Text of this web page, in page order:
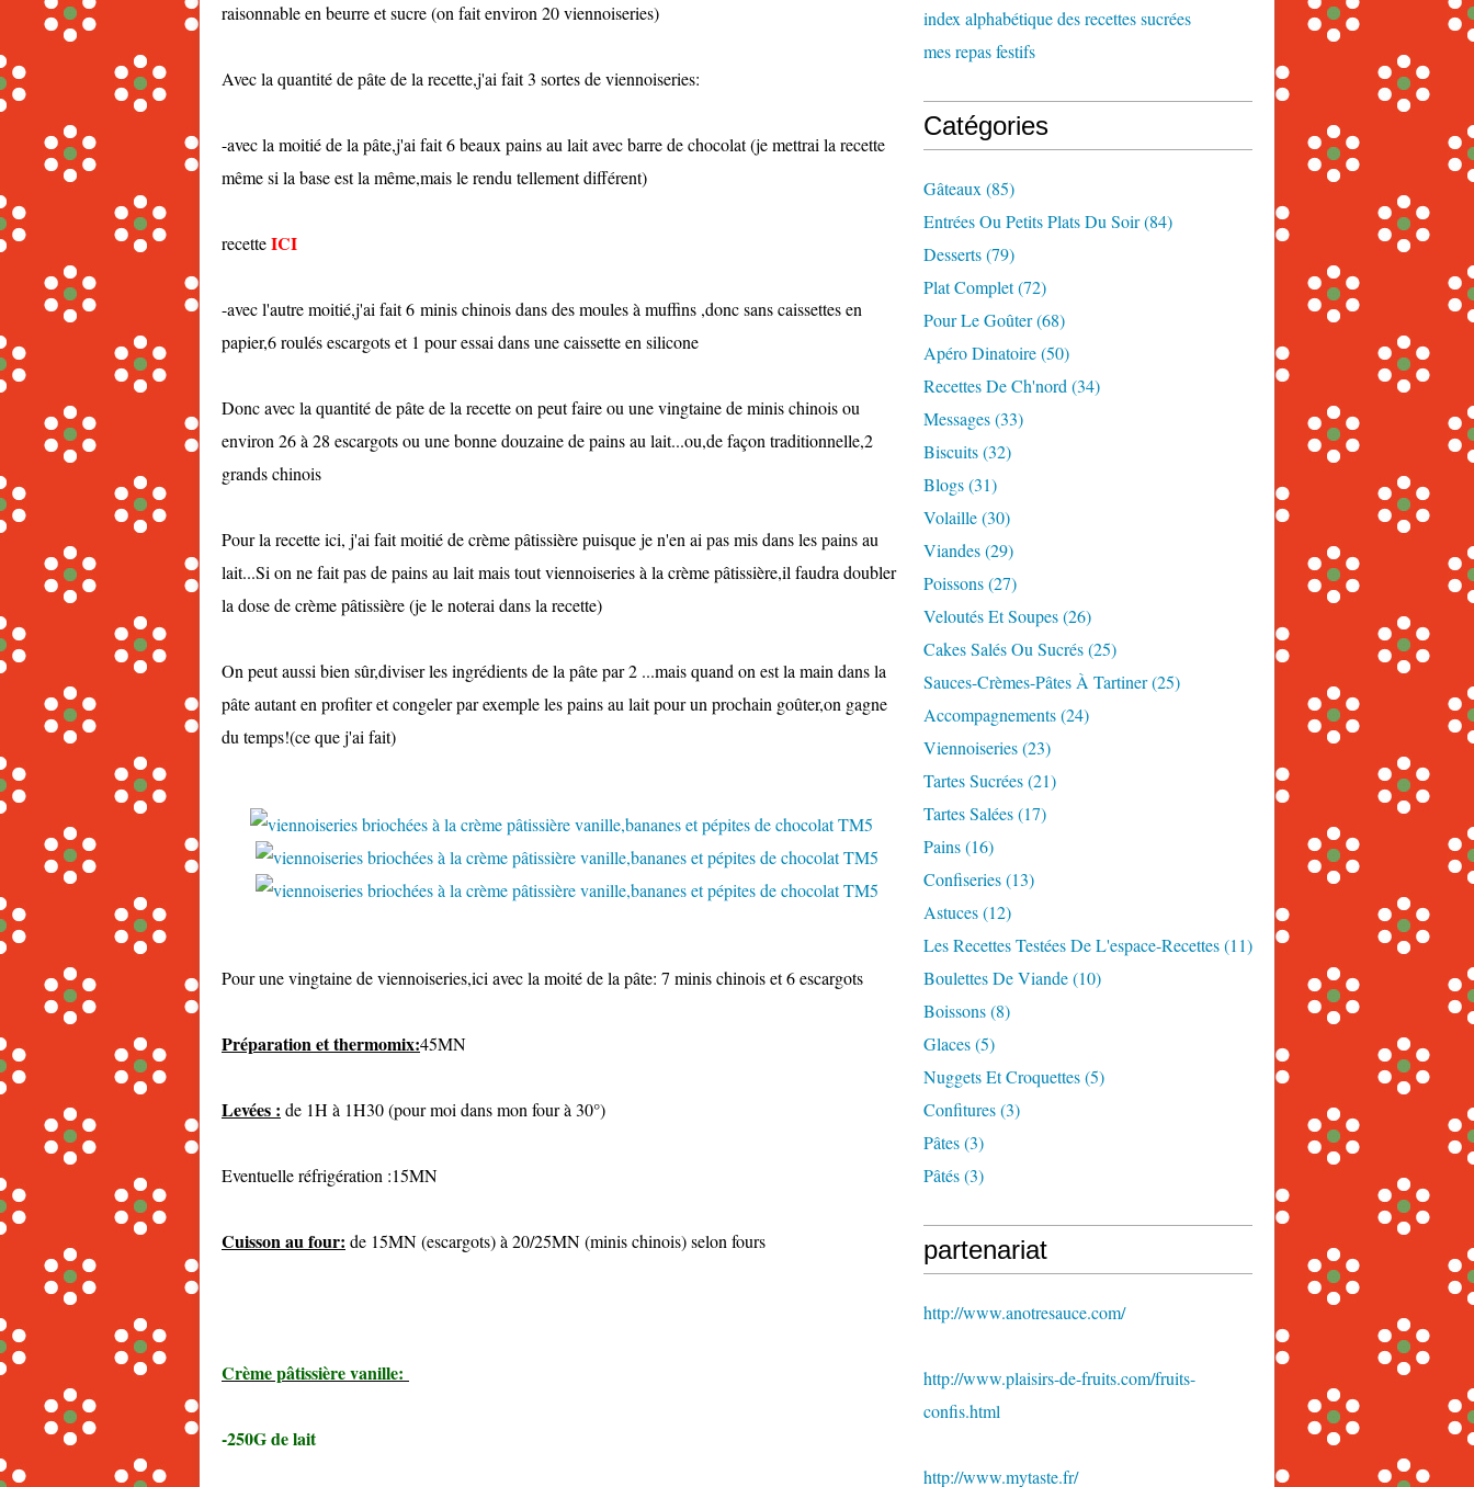
raisonnable en beurre et sucre (on fait environ 20 viennoiseries)
Avec la quantité de pâte de la recette,j'ai fait 3 sortes de viennoiseries:
-avec la moitié de la pâte,j'ai fait 6 beaux pains au lait avec barre de chocolat (je mettrai la recette
même si la base est la même,mais le rendu tellement différent)
recetteICI
-avec l'autre moitié,j'ai fait 6 minis chinois dans des moules à muffins ,donc sans caissettes en
papier,6 roulés escargots et 1 pour essai dans une caissette en silicone
Donc avec la quantité de pâte de la recette on peut faire ou une vingtaine de minis chinois ou
environ 26 à 28 escargots ou une bonne douzaine de pains au lait...ou,de façon traditionnelle,2
grands chinois
Pour la recette ici, j'ai fait moitié de crème pâtissière puisque je n'en ai pas mis dans les pains au
lait...Si on ne fait pas de pains au lait mais tout viennoiseries à la crème pâtissière,il faudra doubler
la dose de crème pâtissière (je le noterai dans la recette)
On peut aussi bien sûr,diviser les ingrédients de la pâte par 2 ...mais quand on est la main dans la
pâte autant en profiter et congeler par exemple les pains au lait pour un prochain goûter,on gagne
du temps!(ce que j'ai fait)
Pour une vingtaine de viennoiseries,ici avec la moité de la pâte: 7 minis chinois et 6 escargots
Préparation et thermomix:45MN
Levées : de 1H à 1H30 (pour moi dans mon four à 30°)
Eventuelle réfrigération :15MN
Cuisson au four: de 15MN (escargots) à 20/25MN (minis chinois) selon fours
Crème pâtissière vanille:
-250G de lait
index alphabétique des recettes sucrées
mes repas festifs
Catégories
Gâteaux (85)
Entrées Ou Petits Plats Du Soir(84)
Desserts(79)
Plat Complet(72)
Pour Le Goûter(68)
Apéro Dinatoire(50)
Recettes De Ch'nord (34)
Messages(33)
Biscuits(32)
Blogs(31)
Volaille(30)
Viandes(29)
Poissons(27)
Veloutés Et Soupes(26)
Cakes Salés Ou Sucrés(25)
Sauces-Crèmes-Pâtes À Tartiner(25)
Accompagnements(24)
Viennoiseries(23)
Tartes Sucrées(21)
Tartes Salées(17)
Pains(16)
Confiseries(13)
Astuces(12)
Les Recettes Testées De L'espace-Recettes(11)
Boulettes De Viande(10)
Boissons(8)
Glaces(5)
Nuggets Et Croquettes(5)
Confitures(3)
Pâtes(3)
Pâtés(3)
partenariat
http://www.anotresauce.com/
http://www.plaisirs-de-fruits.com/fruits-
confis.html
http://www.mytaste.fr/